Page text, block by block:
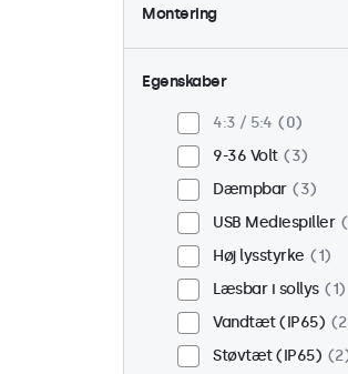
Montering
Skrivebord
2
Væg
Panel monteret
Indbygget
3
Rackmontering (19
tommer)
VESA 75 x 75
VESA 100 x 100
Egenskaber
4:3 / 5:4
0
9-36 Volt
3
Dæmpbar
3
USB Mediespiller
Høj lysstyrke
1
Læsbar i sollys
1
Vandtæt (IP65)
2
Støvtæt (IP65)
2